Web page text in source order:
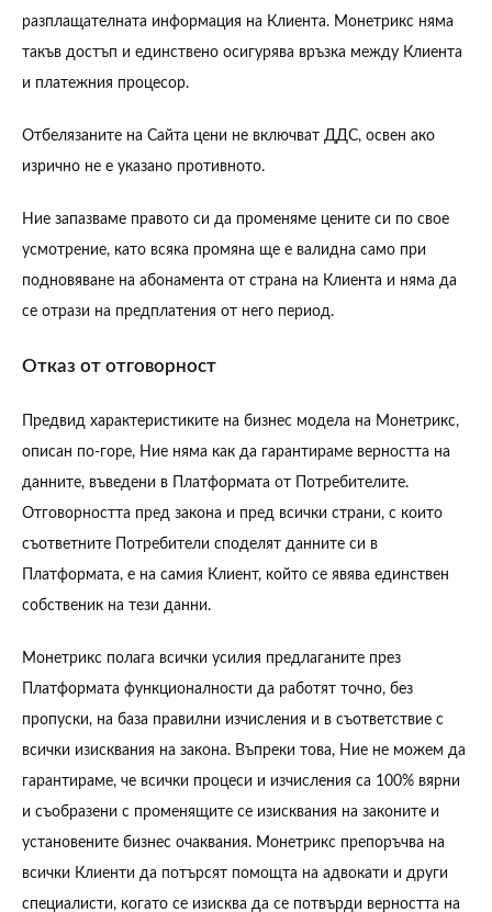
разплащателната информация на Клиента. Монетрикс няма
такъв достъп и единствено осигурява връзка между Клиента
и платежния процесор.
Отбелязаните на Сайта цени не включват ДДС, освен ако
изрично не е указано противното.
Ние запазваме правото си да променяме цените си по свое
усмотрение, като всяка промяна ще е валидна само при
подновяване на абонамента от страна на Клиента и няма да
се отрази на предплатения от него период.
Отказ от отговорност
Предвид характеристиките на бизнес модела на Монетрикс,
описан по-горе, Ние няма как да гарантираме верността на
данните, въведени в Платформата от Потребителите.
Отговорността пред закона и пред всички страни, с които
съответните Потребители споделят данните си в
Платформата, е на самия Клиент, който се явява единствен
собственик на тези данни.
Монетрикс полага всички усилия предлаганите през
Платформата функционалности да работят точно, без
пропуски, на база правилни изчисления и в съответствие с
всички изисквания на закона. Въпреки това, Ние не можем да
гарантираме, че всички процеси и изчисления са 100% вярни
и съобразени с променящите се изисквания на законите и
установените бизнес очаквания. Монетрикс препоръчва на
всички Клиенти да потърсят помощта на адвокати и други
специалисти, когато се изисква да се потвърди верността на